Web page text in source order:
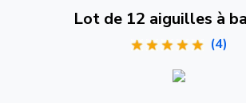
Lot de 12 aiguilles à
(4)